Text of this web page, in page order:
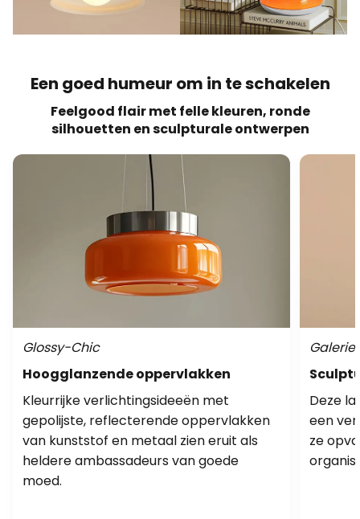
Een goed humeur om in te schakelen
Feelgood flair met felle kleuren, ronde
silhouetten en sculpturale ontwerpen
Glossy-Chic
Hoogglanzende oppervlakken
Kleurrijke verlichtingsideeën met
gepolijste, reflecterende oppervlakken
van kunststof en metaal zien eruit als
heldere ambassadeurs van goede
moed.
Deze
een
ze